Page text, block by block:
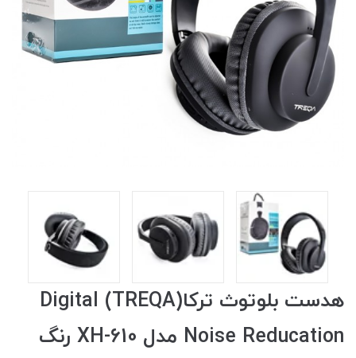
هدست بلوتوث ترکا(TREQA) Digital
Noise Reducation مدل XH-610 رنگ